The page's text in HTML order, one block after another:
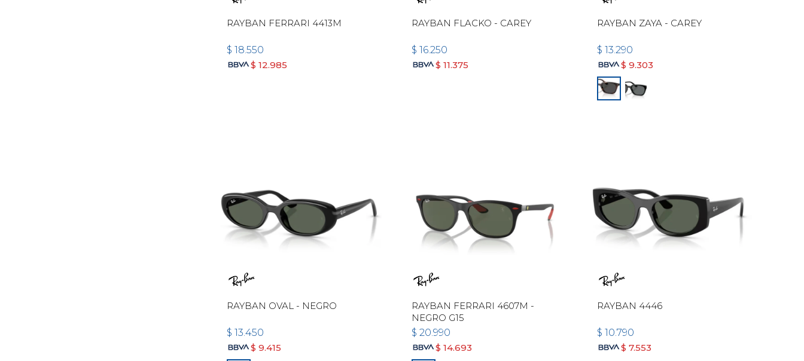
RAYBAN FERRARI 4413M
$ 18.550
$ 12.985
RAYBAN FLACKO - CAREY
$ 16.250
$ 11.375
RAYBAN ZAYA - CAREY
$ 13.290
$ 9.303
RAYBAN OVAL - NEGRO
$ 13.450
$ 9.415
RAYBAN FERRARI 4607M -
NEGRO G15
$ 20.990
$ 14.693
RAYBAN 4446
$ 10.790
$ 7.553